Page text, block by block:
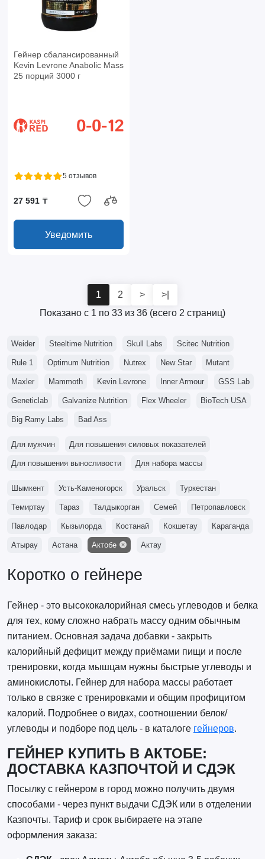
Гейнер сбалансированный
Kevin Levrone Anabolic Mass
25 порций 3000 г
5 отзывов
27 591 ₸
Уведомить
1 2 >
>|
Показано с 1 по 33 из 36 (всего 2 страниц)
Weider Steeltime Nutrition Skull Labs Scitec Nutrition
Rule 1 Optimum Nutrition Nutrex New Star Mutant
Maxler Mammoth Kevin Levrone Inner Armour GSS Lab
Geneticlab Galvanize Nutrition Flex Wheeler BioTech USA
Big Ramy Labs Bad Ass
Для мужчин Для повышения силовых показателей
Для повышения выносливости Для набора массы
Шымкент Усть-Каменогорск Уральск Туркестан
Темиртау Тараз Талдыкорган Семей Петропавловск
Павлодар Кызылорда Костанай Кокшетау Караганда
Атырау Астана Актобе Актау
Коротко о гейнере
Гейнер - это высококалорийная смесь углеводов и белка
для тех, кому сложно набрать массу одним обычным
питанием. Основная задача добавки - закрыть
калорийный дефицит между приёмами пищи и после
тренировки, когда мышцам нужны быстрые углеводы и
аминокислоты. Гейнер для набора массы работает
только в связке с тренировками и общим профицитом
калорий. Подробнее о видах, соотношении белок/
углеводы и подборе под цель - в каталоге гейнеров.
ГЕЙНЕР КУПИТЬ В АКТОБЕ:
ДОСТАВКА КАЗПОЧТОЙ И СДЭК
Посылку с гейнером в город можно получить двумя
способами - через пункт выдачи СДЭК или в отделении
Казпочты. Тариф и срок выбираете на этапе
оформления заказа: